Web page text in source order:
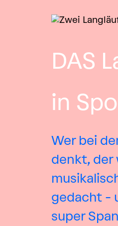
DAS
in
Wer bei
denkt, der
gedacht -
super